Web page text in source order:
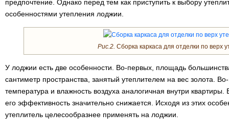
предпочтение. Однако перед тем как приступить к выбору
особенностями утепления лоджии.
Рис.2. Сборка каркаса для отделки по верх
У лоджии есть две особенности. Во-первых, площадь
сантиметр пространства, занятый утеплителем на вес золота.
температура и влажность воздуха аналогичная внутри квартиры.
его эффективность значительно снижается. Исходя из этих
утеплитель целесообразнее применять на лоджии.